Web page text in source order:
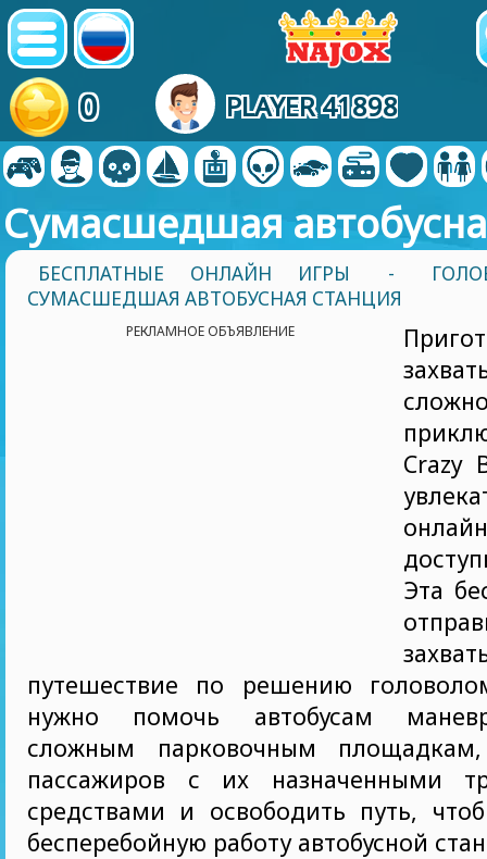
0 PLAYER 41898
Сумасшедшая
БЕСПЛАТНЫЕ ОНЛАЙН ИГРЫ -
СУМАСШЕДШАЯ АВТОБУСНАЯ СТАНЦИЯ
РЕКЛАМНОЕ ОБЪЯВЛЕНИЕ
Crazy
Эта
путешествие по решению
нужно помочь автобусам
сложным парковочным площадкам,
пассажиров с их назначенными
средствами и освободить путь,
бесперебойную работу автобусной